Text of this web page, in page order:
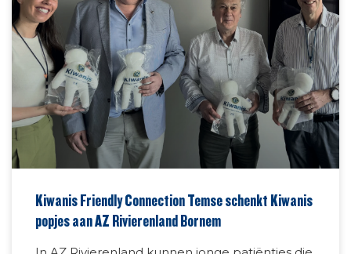
Kiwanis Friendly Connection Temse schenkt Kiwanis
popjes aan AZ Rivierenland Bornem